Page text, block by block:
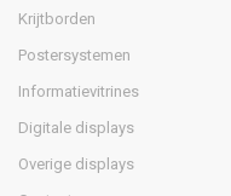
Krijtborden
Postersystemen
Informatievitrines
Digitale displays
Overige displays